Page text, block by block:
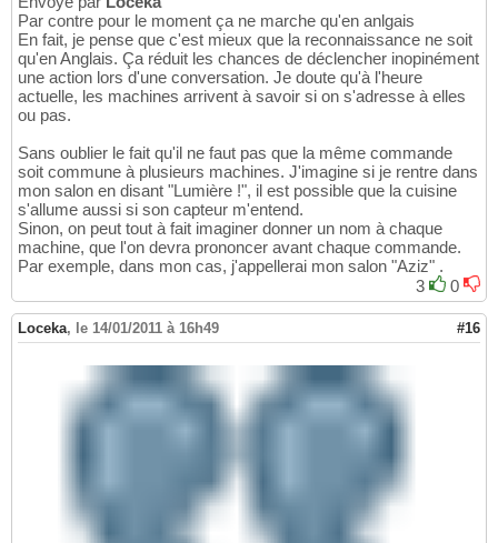
Par contre pour le moment ça ne marche qu'en anlgais
En fait, je pense que c'est mieux que la reconnaissance ne soit
qu'en Anglais. Ça réduit les chances de déclencher inopinément
une action lors d'une conversation. Je doute qu'à l'heure
actuelle, les machines arrivent à savoir si on s'adresse à elles
ou pas.
Sans oublier le fait qu'il ne faut pas que la même commande
soit commune à plusieurs machines. J'imagine si je rentre dans
mon salon en disant "Lumière !", il est possible que la cuisine
s'allume aussi si son capteur m'entend.
Sinon, on peut tout à fait imaginer donner un nom à chaque
machine, que l'on devra prononcer avant chaque commande.
Par exemple, dans mon cas, j'appellerai mon salon "Aziz" .
3
0
Loceka, le 14/01/2011 à 16h49 #16